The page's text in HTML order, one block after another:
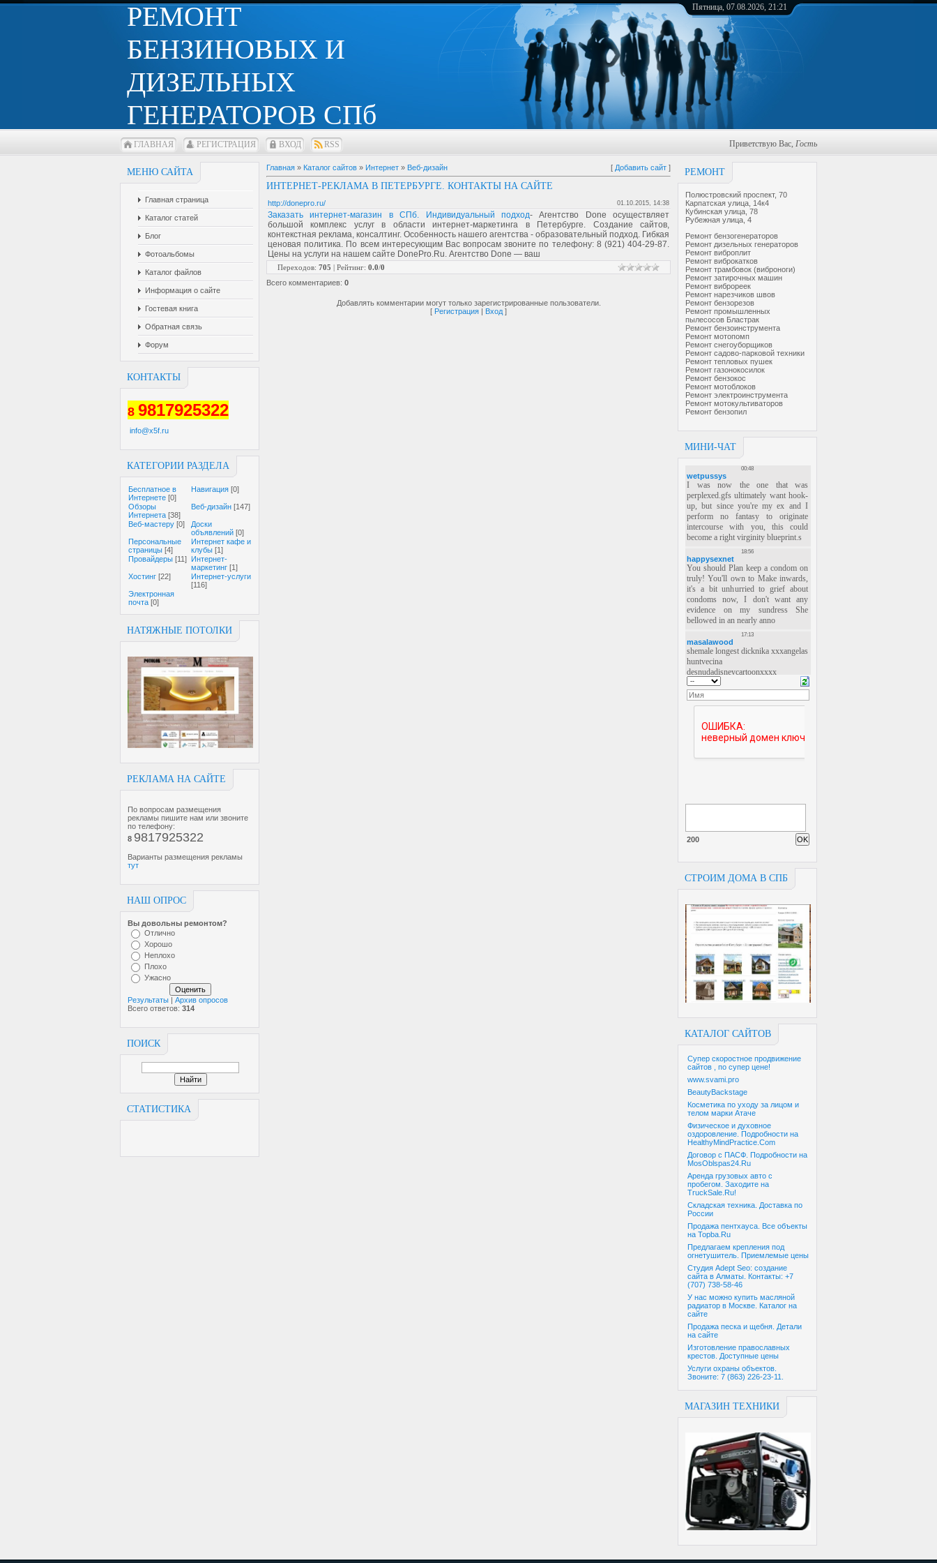
РЕМОНТ
БЕНЗИНОВЫХ И
ДИЗЕЛЬНЫХ
ГЕНЕРАТОРОВ СПб
Пятница, 07.08.2026, 21:21
ГЛАВНАЯ РЕГИСТРАЦИЯ ВХОД RSS Приветствую Вас, Гость
МЕНЮ САЙТА
Главная страница
Каталог статей
Блог
Фотоальбомы
Каталог файлов
Информация о сайте
Гостевая книга
Обратная связь
Форум
КОНТАКТЫ
8 9817925322
info@x5f.ru
КАТЕГОРИИ РАЗДЕЛА
Бесплатное в
Интернете [0]
Навигация [0]
Обзоры
Интернета [38]
Веб-дизайн [147]
Веб-мастеру [0]
Доски
объявлений [0]
Персональные
страницы [4]
Интернет кафе и
клубы [1]
Провайдеры [11] Интернет-
маркетинг [1]
Хостинг [22]
Интернет-услуги
[116]
Электронная
почта [0]
НАТЯЖНЫЕ ПОТОЛКИ
РЕКЛАМА НА САЙТЕ
По вопросам размещения
рекламы пишите нам или звоните
по телефону:
8 9817925322
Варианты размещения рекламы
тут
НАШ ОПРОС
Вы довольны ремонтом?
Отлично
Хорошо
Неплохо
Плохо
Ужасно
Результаты
Архив опросов
Всего ответов: 314
ПОИСК
СТАТИСТИКА
РЕМОНТ
Полюстровский проспект, 70
Карпатская улица, 14к4
Кубинская улица, 78
Рубежная улица, 4
Ремонт бензогенераторов
Ремонт дизельных генераторов
Ремонт виброплит
Ремонт виброкатков
Ремонт трамбовок (виброноги)
Ремонт затирочных машин
Ремонт виброреек
Ремонт нарезчиков швов
Ремонт бензорезов
Ремонт промышленных
пылесосов Бластрак
Ремонт бензоинструмента
Ремонт мотопомп
Ремонт снегоуборщиков
Ремонт садово-парковой техники
Ремонт тепловых пушек
Ремонт газонокосилок
Ремонт бензокос
Ремонт мотоблоков
Ремонт электроинструмента
Ремонт мотокультиваторов
Ремонт бензопил
МИНИ-ЧАТ
200
СТРОИМ ДОМА В СПБ
КАТАЛОГ САЙТОВ
Супер скоростное продвижение
сайтов , по супер цене!
www.svami.pro
BeautyBackstage
Косметика по уходу за лицом и
телом марки Атаче
Физическое и духовное
оздоровление. Подробности на
HealthyMindPractice.Com
Договор с ПАСФ. Подробности на
MosOblspas24.Ru
Аренда грузовых авто с
пробегом. Заходите на
TruckSale.Ru!
Складская техника. Доставка по
России
Продажа пентхауса. Все объекты
на Topba.Ru
Предлагаем крепления под
огнетушитель. Приемлемые цены
Студия Adept Seo: создание
сайта в Алматы. Контакты: +7
(707) 738-58-46
У нас можно купить масляной
радиатор в Москве. Каталог на
сайте
Продажа песка и щебня. Детали
на сайте
Изготовление православных
крестов. Доступные цены
Услуги охраны объектов.
Звоните: 7 (863) 226-23-11.
МАГАЗИН ТЕХНИКИ
Главная » Каталог сайтов » Интернет » Веб-дизайн [ Добавить сайт ]
ИНТЕРНЕТ-РЕКЛАМА В ПЕТЕРБУРГЕ. КОНТАКТЫ НА САЙТЕ
http://donepro.ru/ 01.10.2015, 14:38
Заказать интернет-магазин в СПб. Индивидуальный подход- Агентство Done осуществляет
большой комплекс услуг в области интернет-маркетинга в Петербурге. Создание сайтов,
контекстная реклама, консалтинг. Особенность нашего агентства - образовательный подход. Гибкая
ценовая политика. По всем интересующим Вас вопросам звоните по телефону: 8 (921) 404-29-87.
Цены на услуги на нашем сайте DonePro.Ru. Агентство Done — ваш
Переходов: 705 | Рейтинг: 0.0/0
Всего комментариев: 0
Добавлять комментарии могут только зарегистрированные пользователи.
[ Регистрация | Вход ]